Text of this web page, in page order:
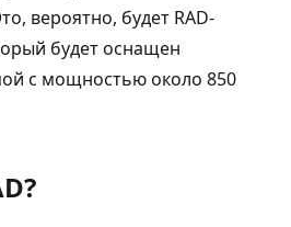
вероятно, будет RAD-
будет оснащен
с мощностью около 850